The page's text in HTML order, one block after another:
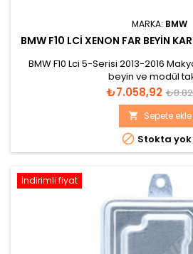
MARKA: BMW
BMW F10 LCI XENON FAR BEYIN
BMW F10 Lci 5-Serisi 2013-2016
beyin ve modül
Fiyat
₺7.058,92
fiyat
 Sepete ekle
 Stokta yok
İndirimli fiyat